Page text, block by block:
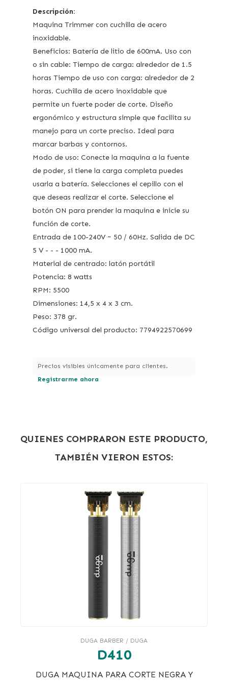
Descripción:
Maquina Trimmer con cuchilla de acero
inoxidable.
Beneficios: Batería de litio de 600mA. Uso con
o sin cable: Tiempo de carga: alrededor de 1.5
horas Tiempo de uso con carga: alrededor de 2
horas. Cuchilla de acero inoxidable que
permite un fuerte poder de corte. Diseño
ergonómico y estructura simple que facilita su
manejo para un corte preciso. Ideal para
marcar barbas y contornos.
Modo de uso: Conecte la maquina a la fuente
de poder, si tiene la carga completa puedes
usarla a batería. Selecciones el cepillo con el
que deseas realizar el corte. Seleccione el
botón ON para prender la maquina e inicie su
función de corte.
Entrada de 100-240V ~ 50 / 60Hz. Salida de DC
5 V - - - 1000 mA.
Material de centrado: latón portátil
Potencia: 8 watts
RPM: 5500
Dimensiones: 14,5 x 4 x 3 cm.
Peso: 378 gr.
Código universal del producto: 7794922570699
Precios visibles únicamente para clientes.
Registrarme ahora
QUIENES COMPRARON ESTE PRODUCTO,
TAMBIÉN VIERON ESTOS:
DUGA BARBER / DUGA
D410
DUGA MAQUINA PARA CORTE NEGRA Y